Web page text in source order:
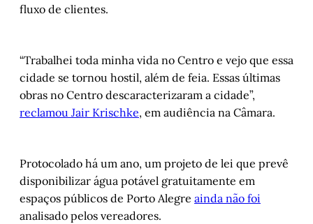
fluxo de clientes.
“Trabalhei toda minha vida no Centro e vejo que essa
cidade se tornou hostil, além de feia. Essas últimas
obras no Centro descaracterizaram a cidade”,
reclamou Jair Krischke, em audiência na Câmara.
Protocolado há um ano, um projeto de lei que prevê
disponibilizar água potável gratuitamente em
espaços públicos de Porto Alegre ainda não foi
analisado pelos vereadores.